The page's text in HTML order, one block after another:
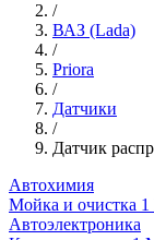
/
ВАЗ (Lada)
/
Priora
/
Датчики
/
Датчик
Автохимия
Мойка и очистка 1
Автоэлектроника